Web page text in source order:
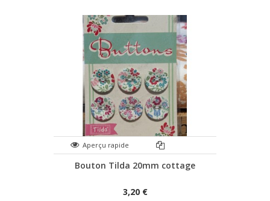
Aperçu rapide
Bouton Tilda 20mm cottage
3,20 €